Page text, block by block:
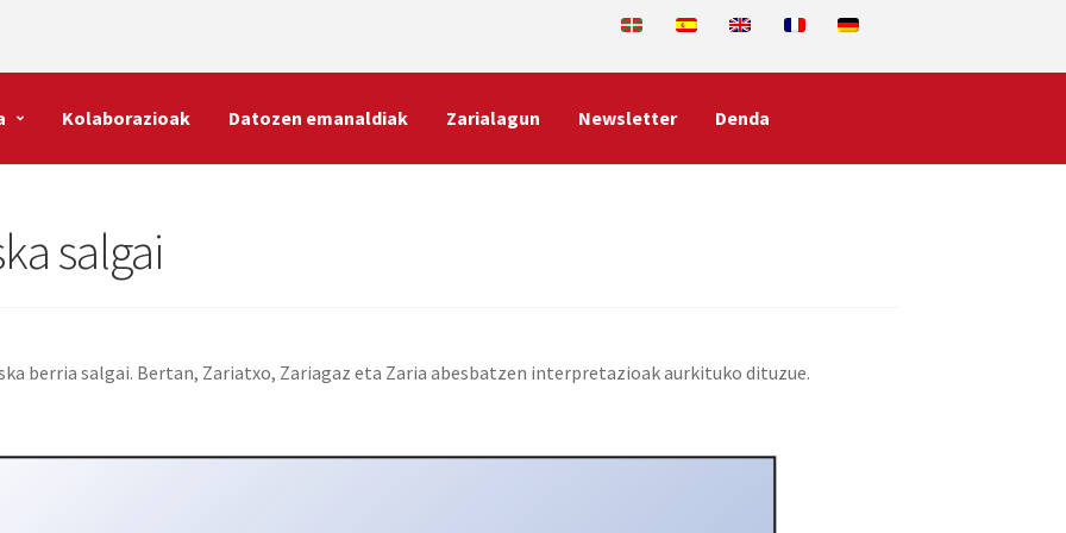
Kolaborazioak Datozen emanaldiak Zarialagun Newsletter Denda
salgai
berria salgai. Bertan, Zariatxo, Zariagaz eta Zaria abesbatzen interpretazioak aurkituko dituzue.